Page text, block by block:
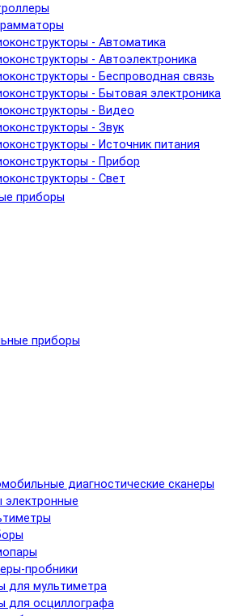
- Автоматика
- Автоэлектроника
- Беспроводная связь
- Бытовая электроника
- Видео
- Звук
- Источник питания
- Прибор
- Свет
приборы
приборы
диагностические сканеры
электронные
пробники
для мультиметра
для осциллографа